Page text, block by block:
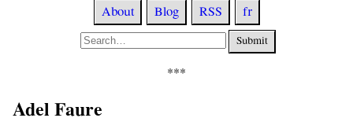
About Blog RSS fr
Submit
Adel Faure